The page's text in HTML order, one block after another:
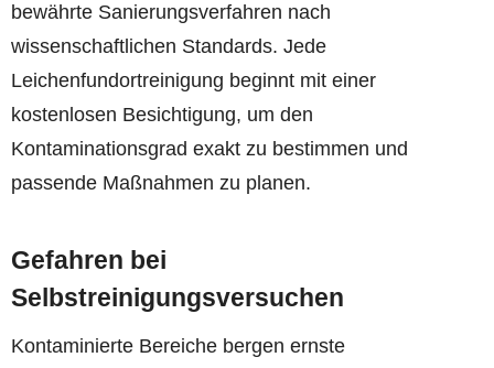
bewährte Sanierungsverfahren nach
wissenschaftlichen Standards. Jede
Leichenfundortreinigung beginnt mit einer
kostenlosen Besichtigung, um den
Kontaminationsgrad exakt zu bestimmen und
passende Maßnahmen zu planen.
Gefahren bei
Selbstreinigungsversuchen
Kontaminierte Bereiche bergen ernste